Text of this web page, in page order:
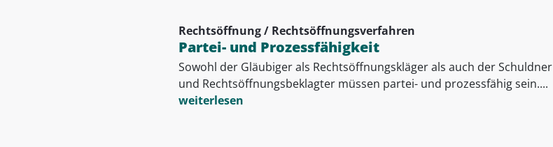
Rechtsöffnung / Rechtsöffnungsverfahren
Partei- und Prozessfähigkeit
Sowohl der Gläubiger als Rechtsöffnungskläger als auch der Schuldner
und Rechtsöffnungsbeklagter müssen partei- und prozessfähig sein....
weiterlesen